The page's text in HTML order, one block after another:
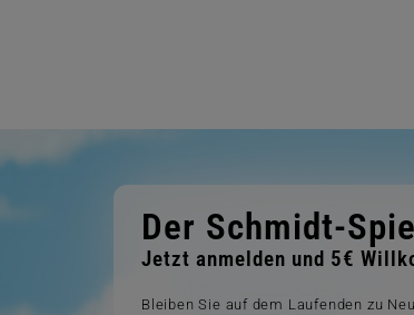
Der Schmidt-
Jetzt anmelden und 5€
Bleiben Sie auf dem Laufenden zu